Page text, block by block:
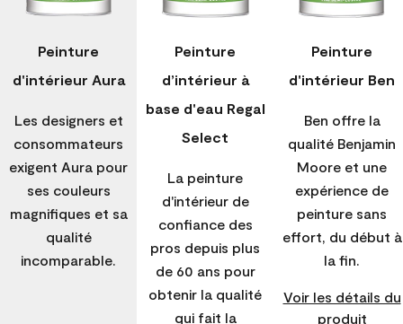
Peinture
d'intérieur Aura
Les designers et
consommateurs
exigent Aura pour
ses couleurs
magnifiques et sa
qualité
incomparable.
Peinture
d’intérieur à
base d'eau Regal
Select
La peinture
d'intérieur de
confiance des
pros depuis plus
de 60 ans pour
obtenir la qualité
qui fait la
Peinture
d'intérieur Ben
Ben offre la
qualité Benjamin
Moore et une
expérience de
peinture sans
effort, du début à
la fin.
Voir les détails du
produit